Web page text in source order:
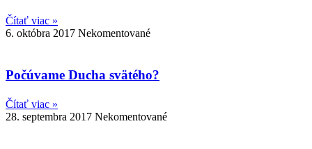
Čítať viac »
6. októbra 2017 Nekomentované
Počúvame Ducha svätého?
Čítať viac »
28. septembra 2017 Nekomentované